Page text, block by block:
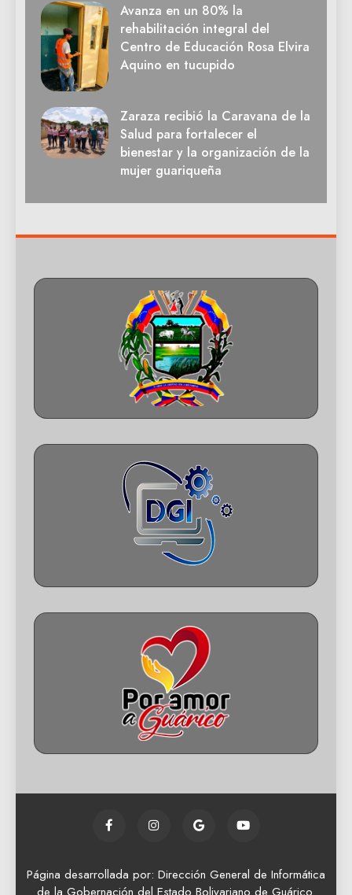
Avanza en un 80% la
rehabilitación integral del
Centro de Educación Rosa Elvira
Aquino en tucupido
Zaraza recibió la Caravana de la
Salud para fortalecer el
bienestar y la organización de la
mujer guariqueña
Página desarrollada por: Dirección General de Informática